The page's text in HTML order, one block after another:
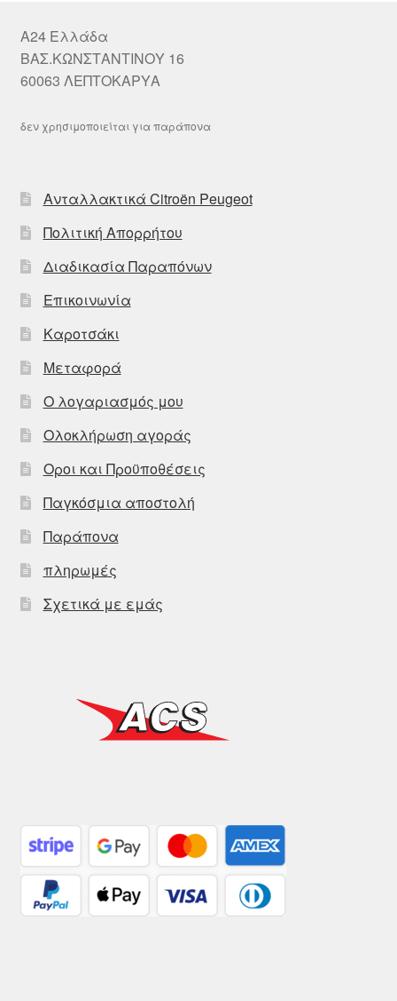
A24 Ελλάδα
ΒΑΣ.ΚΩΝΣΤΑΝΤΙΝΟΥ 16
60063 ΛΕΠΤΟΚΑΡΥΑ
δεν χρησιμοποιείται για παράπονα
Ανταλλακτικά Citroën Peugeot
Πολιτική Απορρήτου
Διαδικασία Παραπόνων
Επικοινωνία
Καροτσάκι
Μεταφορά
Ο λογαριασμός μου
Ολοκλήρωση αγοράς
Οροι και Προϋποθέσεις
Παγκόσμια αποστολή
Παράπονα
πληρωμές
Σχετικά με εμάς